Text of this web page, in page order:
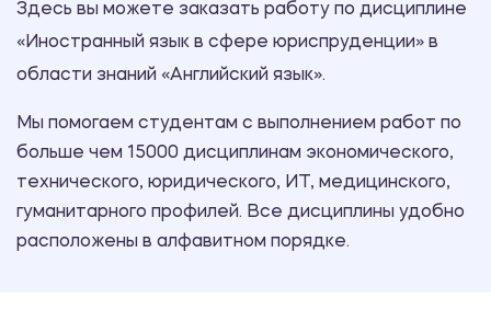
Здесь вы можете заказать работу по дисциплине
«Иностранный язык в сфере юриспруденции» в
области знаний «Английский язык».
Мы помогаем студентам с выполнением работ по
больше чем 15000 дисциплинам экономического,
технического, юридического, ИТ, медицинского,
гуманитарного профилей. Все дисциплины удобно
расположены в алфавитном порядке.